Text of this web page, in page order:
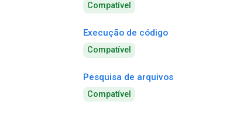
Compatível
Execução de código
Compatível
Pesquisa de arquivos
Compatível